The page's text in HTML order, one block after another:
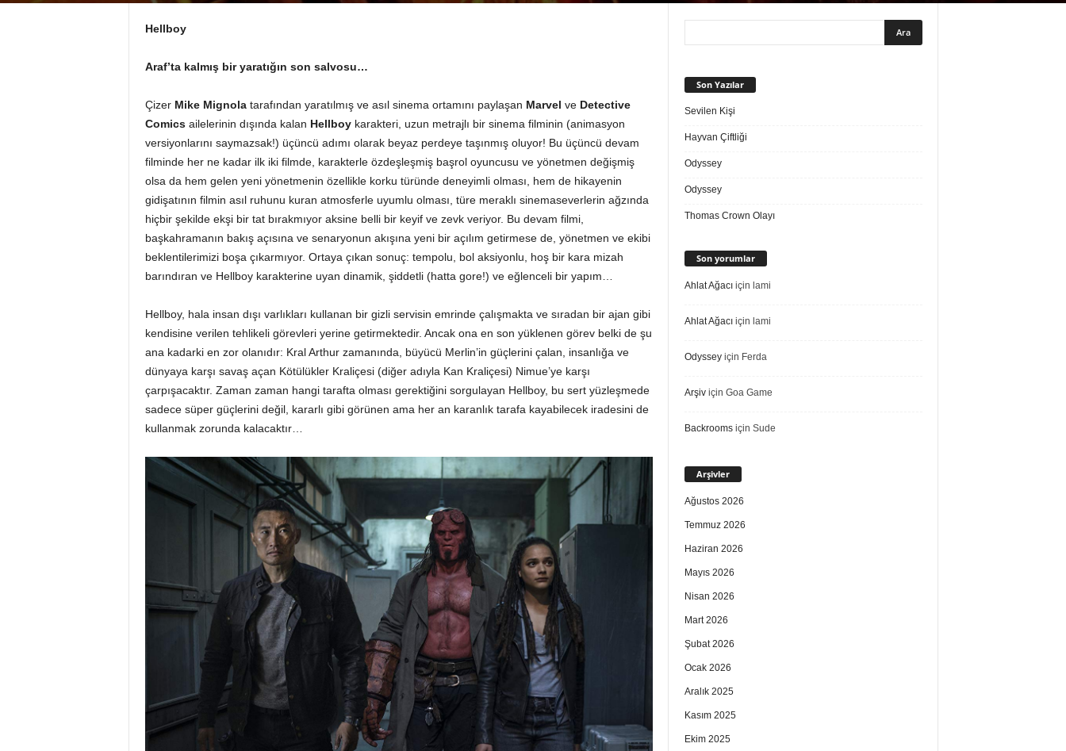
Hellboy
Araf’ta kalmış bir yaratığın son salvosu…
Çizer Mike Mignolatarafından yaratılmış ve asıl sinema ortamını paylaşan Marvel veDetective
Comicsailelerinin dışında kalan Hellboykarakteri, uzun metrajlı bir sinema filminin (animasyon
versiyonlarını saymazsak!) üçüncü adımı olarak beyaz perdeye taşınmış oluyor! Bu üçüncü devam
filminde her ne kadar ilk iki filmde, karakterle özdeşleşmiş başrol oyuncusu ve yönetmen değişmiş
olsa da hem gelen yeni yönetmenin özellikle korku türünde deneyimli olması, hem de hikayenin
gidişatının filmin asıl ruhunu kuran atmosferle uyumlu olması, türe meraklı sinemaseverlerin ağzında
hiçbir şekilde ekşi bir tat bırakmıyor aksine belli bir keyif ve zevk veriyor. Bu devam filmi,
başkahramanın bakış açısına ve senaryonun akışına yeni bir açılım getirmese de, yönetmen ve ekibi
beklentilerimizi boşa çıkarmıyor. Ortaya çıkan sonuç: tempolu, bol aksiyonlu, hoş bir kara mizah
barındıran ve Hellboy karakterine uyan dinamik, şiddetli (hatta gore!) ve eğlenceli bir yapım…
Hellboy, hala insan dışı varlıkları kullanan bir gizli servisin emrinde çalışmakta ve sıradan bir ajan gibi
kendisine verilen tehlikeli görevleri yerine getirmektedir. Ancak ona en son yüklenen görev belki de şu
ana kadarki en zor olanıdır: Kral Arthur zamanında, büyücü Merlin’in güçlerini çalan, insanlığa ve
dünyaya karşı savaş açan Kötülükler Kraliçesi (diğer adıyla Kan Kraliçesi) Nimue’ye karşı
çarpışacaktır. Zaman zaman hangi tarafta olması gerektiğini sorgulayan Hellboy, bu sert yüzleşmede
sadece süper güçlerini değil, kararlı gibi görünen ama her an karanlık tarafa kayabilecek iradesini de
kullanmak zorunda kalacaktır…
Son Yazılar
Sevilen Kişi
Hayvan Çiftliği
Odyssey
Odyssey
Thomas Crown Olayı
Son yorumlar
Ahlat Ağacıiçin lami
Ahlat Ağacıiçin lami
Odysseyiçin Ferda
Arşiviçin Goa Game
Backroomsiçin Sude
Arşivler
Ağustos 2026
Temmuz 2026
Haziran 2026
Mayıs 2026
Nisan 2026
Mart 2026
Şubat 2026
Ocak 2026
Aralık 2025
Kasım 2025
Ekim 2025